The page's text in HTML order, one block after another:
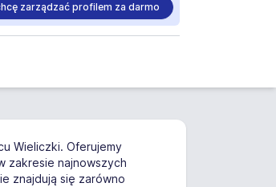
zarządzać profilem za darmo
Wieliczki. Oferujemy
zakresie najnowszych
znajdują się zarówno